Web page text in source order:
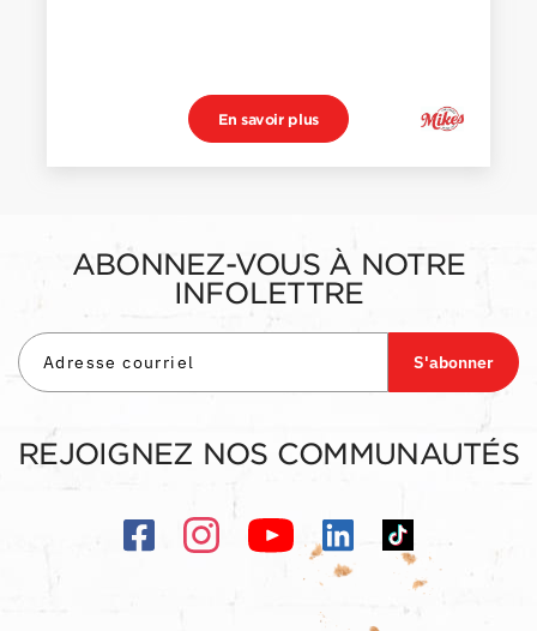
En savoir plus
ABONNEZ-VOUS À NOTRE
INFOLETTRE
S'abonner
REJOIGNEZ NOS COMMUNAUTÉS